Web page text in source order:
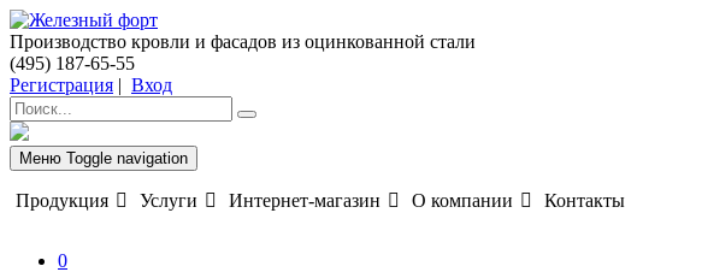
Производство кровли и фасадов из оцинкованной стали
(495) 187-65-55
Регистрация | Вход
Меню Toggle navigation
Продукция Услуги Интернет-магазин О компании Контакты
0